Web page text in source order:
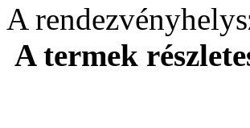
A
A termek